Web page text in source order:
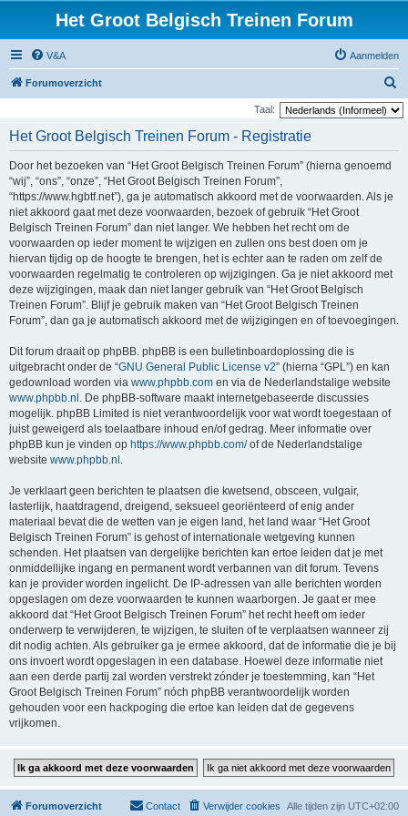
Het Groot Belgisch Treinen Forum
V&A Aanmelden
Forumoverzicht
o
Taal:
Het Groot Belgisch Treinen Forum - Registratie
Door het bezoeken van “Het Groot Belgisch Treinen Forum” (hierna genoemd
“wij”, “ons”, “onze”, “Het Groot Belgisch Treinen Forum”,
“https://www.hgbtf.net”), ga je automatisch akkoord met de voorwaarden. Als je
niet akkoord gaat met deze voorwaarden, bezoek of gebruik “Het Groot
Belgisch Treinen Forum” dan niet langer. We hebben het recht om de
voorwaarden op ieder moment te wijzigen en zullen ons best doen om je
hiervan tijdig op de hoogte te brengen, het is echter aan te raden om zelf de
voorwaarden regelmatig te controleren op wijzigingen. Ga je niet akkoord met
deze wijzigingen, maak dan niet langer gebruik van “Het Groot Belgisch
Treinen Forum”. Blijf je gebruik maken van “Het Groot Belgisch Treinen
Forum”, dan ga je automatisch akkoord met de wijzigingen en of toevoegingen.
Dit forum draait op phpBB. phpBB is een bulletinboardoplossing die is
uitgebracht onder de “GNU General Public License v2” (hierna “GPL”) en kan
gedownload worden via www.phpbb.com en via de Nederlandstalige website
www.phpbb.nl . De phpBB-software maakt internetgebaseerde discussies
mogelijk. phpBB Limited is niet verantwoordelijk voor wat wordt toegestaan of
juist geweigerd als toelaatbare inhoud en/of gedrag. Meer informatie over
phpBB kun je vinden op https://www.phpbb.com/of de Nederlandstalige
website www.phpbb.nl .
Je verklaart geen berichten te plaatsen die kwetsend, obsceen, vulgair,
lasterlijk, haatdragend, dreigend, seksueel georiënteerd of enig ander
materiaal bevat die de wetten van je eigen land, het land waar “Het Groot
Belgisch Treinen Forum” is gehost of internationale wetgeving kunnen
schenden. Het plaatsen van dergelijke berichten kan ertoe leiden dat je met
onmiddellijke ingang en permanent wordt verbannen van dit forum. Tevens
kan je provider worden ingelicht. De IP-adressen van alle berichten worden
opgeslagen om deze voorwaarden te kunnen waarborgen. Je gaat er mee
akkoord dat “Het Groot Belgisch Treinen Forum” het recht heeft om ieder
onderwerp te verwijderen, te wijzigen, te sluiten of te verplaatsen wanneer zij
dit nodig achten. Als gebruiker ga je ermee akkoord, dat de informatie die je bij
ons invoert wordt opgeslagen in een database. Hoewel deze informatie niet
aan een derde partij zal worden verstrekt zónder je toestemming, kan “Het
Groot Belgisch Treinen Forum” nóch phpBB verantwoordelijk worden
gehouden voor een hackpoging die ertoe kan leiden dat de gegevens
vrijkomen.
Forumoverzicht Alle tijden zijn UTC+02:00
Verwijder cookies
Contact